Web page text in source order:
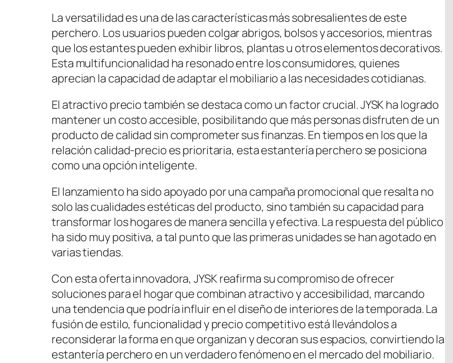
La versatilidad es una de las características más sobresalientes de este
perchero. Los usuarios pueden colgar abrigos, bolsos y accesorios, mientras
que los estantes pueden exhibir libros, plantas u otros elementos decorativos.
Esta multifuncionalidad ha resonado entre los consumidores, quienes
aprecian la capacidad de adaptar el mobiliario a las necesidades cotidianas.
El atractivo precio también se destaca como un factor crucial. JYSK ha logrado
mantener un costo accesible, posibilitando que más personas disfruten de un
producto de calidad sin comprometer sus finanzas. En tiempos en los que la
relación calidad-precio es prioritaria, esta estantería perchero se posiciona
como una opción inteligente.
El lanzamiento ha sido apoyado por una campaña promocional que resalta no
solo las cualidades estéticas del producto, sino también su capacidad para
transformar los hogares de manera sencilla y efectiva. La respuesta del público
ha sido muy positiva, a tal punto que las primeras unidades se han agotado en
varias tiendas.
Con esta oferta innovadora, JYSK reafirma su compromiso de ofrecer
soluciones para el hogar que combinan atractivo y accesibilidad, marcando
una tendencia que podría influir en el diseño de interiores de la temporada. La
fusión de estilo, funcionalidad y precio competitivo está llevándolos a
reconsiderar la forma en que organizan y decoran sus espacios, convirtiendo la
estantería perchero en un verdadero fenómeno en el mercado del mobiliario.